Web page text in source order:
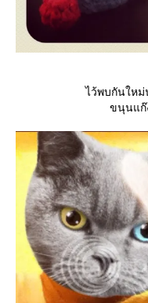
ไว้พบกันใหม่
ขนุนแก๊